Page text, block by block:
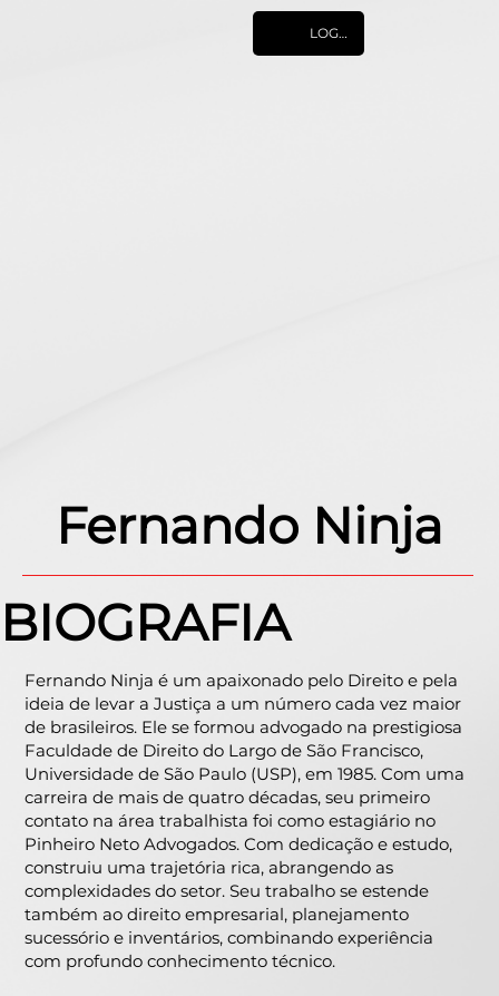
LOGIN
Fernando Ninja é um apaixonado pelo Direito e pela
ideia de levar a Justiça a um número cada vez maior
de brasileiros. Ele se formou advogado na prestigiosa
Faculdade de Direito do Largo de São Francisco,
Universidade de São Paulo (USP), em 1985. Com uma
carreira de mais de quatro décadas, seu primeiro
contato na área trabalhista foi como estagiário no
Pinheiro Neto Advogados. Com dedicação e estudo,
construiu uma trajetória rica, abrangendo as
complexidades do setor. Seu trabalho se estende
também ao direito empresarial, planejamento
sucessório e inventários, combinando experiência
com profundo conhecimento técnico.
Fernando Ninja
BIOGRAFIA